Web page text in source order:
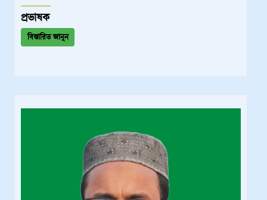
প্রভাষক
বিস্তারিত জানুন